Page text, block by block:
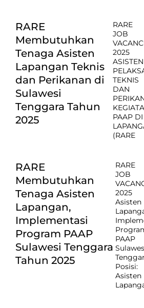
RARE
Membutuhkan
Tenaga Asisten
Lapangan Teknis
dan Perikanan di
Sulawesi
Tenggara Tahun
2025
RARE
JOB
2025
ASISTEN
TEKNIS
DAN
PAAP DI
(RARE
RARE
Membutuhkan
Tenaga Asisten
Lapangan,
Implementasi
Program PAAP
Sulawesi Tenggara
Tahun 2025
RARE
JOB
2025
Asisten
PAAP
Posisi:
Asisten